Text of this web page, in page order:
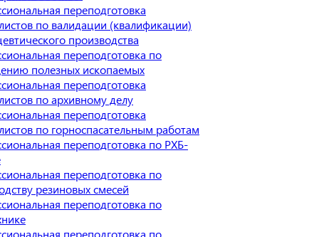
переподготовка
по валидации (квалификации)
производства
переподготовка по
полезных ископаемых
переподготовка
по архивному делу
переподготовка
по горноспасательным работам
переподготовка по РХБ-
переподготовка по
резиновых смесей
переподготовка по
переподготовка по